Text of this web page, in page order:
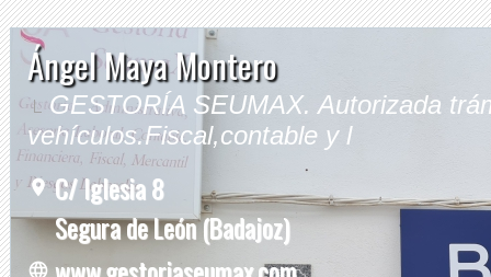
Ángel Maya Montero
GESTORÍA SEUMAX. Autorizada
vehículos.Fiscal,contable y l
C/ Iglesia 8
Segura de León (Badajoz)